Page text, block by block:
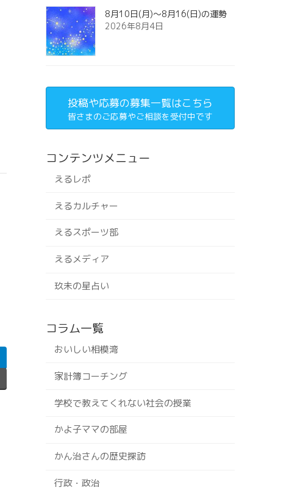
8月10日(月)～8月16(日)の運勢
2026年8月4日
投稿や応募の募集一覧はこちら
皆さまのご応募やご相談を受付中です
コンテンツメニュー
えるレポ
えるカルチャー
えるスポーツ部
えるメディア
玖未の星占い
コラム一覧
おいしい相模湾
家計簿コーチング
学校で教えてくれない社会の授業
かよ子ママの部屋
かん治さんの歴史探訪
行政・政治